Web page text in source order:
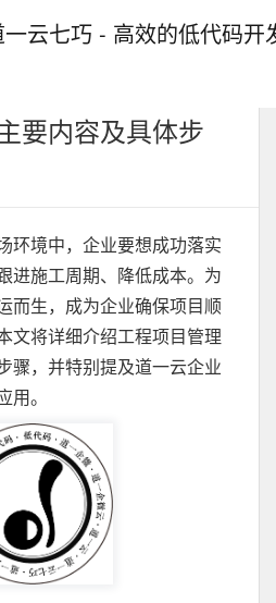
要内容及具体步
环境中，企业要想成功落实
进施工周期、降低成本。为
而生，成为企业确保项目顺
文将详细介绍工程项目管理
骤，并特别提及道一云企业
。